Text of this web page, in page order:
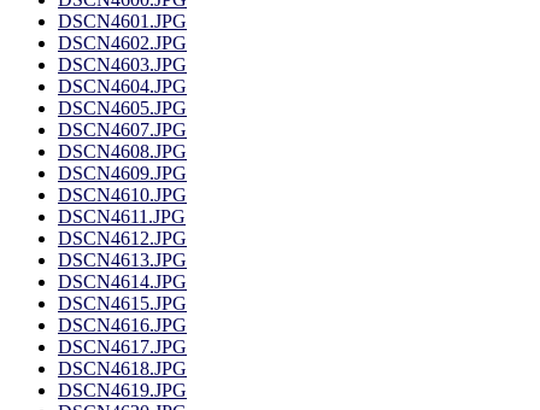
DSCN4601.JPG
DSCN4602.JPG
DSCN4603.JPG
DSCN4604.JPG
DSCN4605.JPG
DSCN4607.JPG
DSCN4608.JPG
DSCN4609.JPG
DSCN4610.JPG
DSCN4611.JPG
DSCN4612.JPG
DSCN4613.JPG
DSCN4614.JPG
DSCN4615.JPG
DSCN4616.JPG
DSCN4617.JPG
DSCN4618.JPG
DSCN4619.JPG